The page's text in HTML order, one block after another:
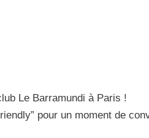
Le Barramundi à Paris !
pour un moment de